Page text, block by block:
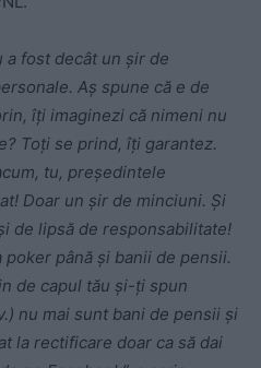
a fost decât un șir de
Aș spune că e de
îți imaginezi că nimeni nu
Toți se prind, îți garantez.
tu, președintele
Doar un șir de minciuni. Și
de lipsă de responsabilitate!
până și banii de pensii.
de capul tău și-ți spun
nu mai sunt bani de pensii și
la rectificare doar ca să dai